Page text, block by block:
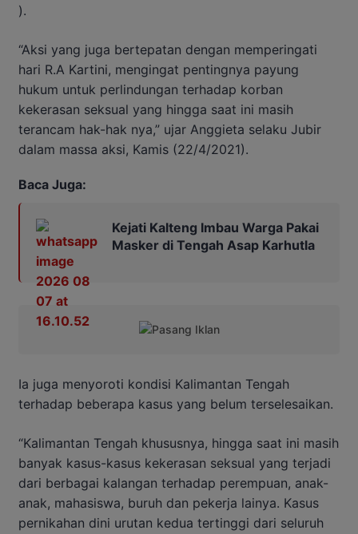
).
“Aksi yang juga bertepatan dengan memperingati
hari R.A Kartini, mengingat pentingnya payung
hukum untuk perlindungan terhadap korban
kekerasan seksual yang hingga saat ini masih
terancam hak-hak nya,” ujar Anggieta selaku Jubir
dalam massa aksi, Kamis (22/4/2021).
Baca Juga:
Kejati Kalteng Imbau Warga Pakai
Masker di Tengah Asap Karhutla
Ia juga menyoroti kondisi Kalimantan Tengah
terhadap beberapa kasus yang belum terselesaikan.
“Kalimantan Tengah khususnya, hingga saat ini masih
banyak kasus-kasus kekerasan seksual yang terjadi
dari berbagai kalangan terhadap perempuan, anak-
anak, mahasiswa, buruh dan pekerja lainya. Kasus
pernikahan dini urutan kedua tertinggi dari seluruh